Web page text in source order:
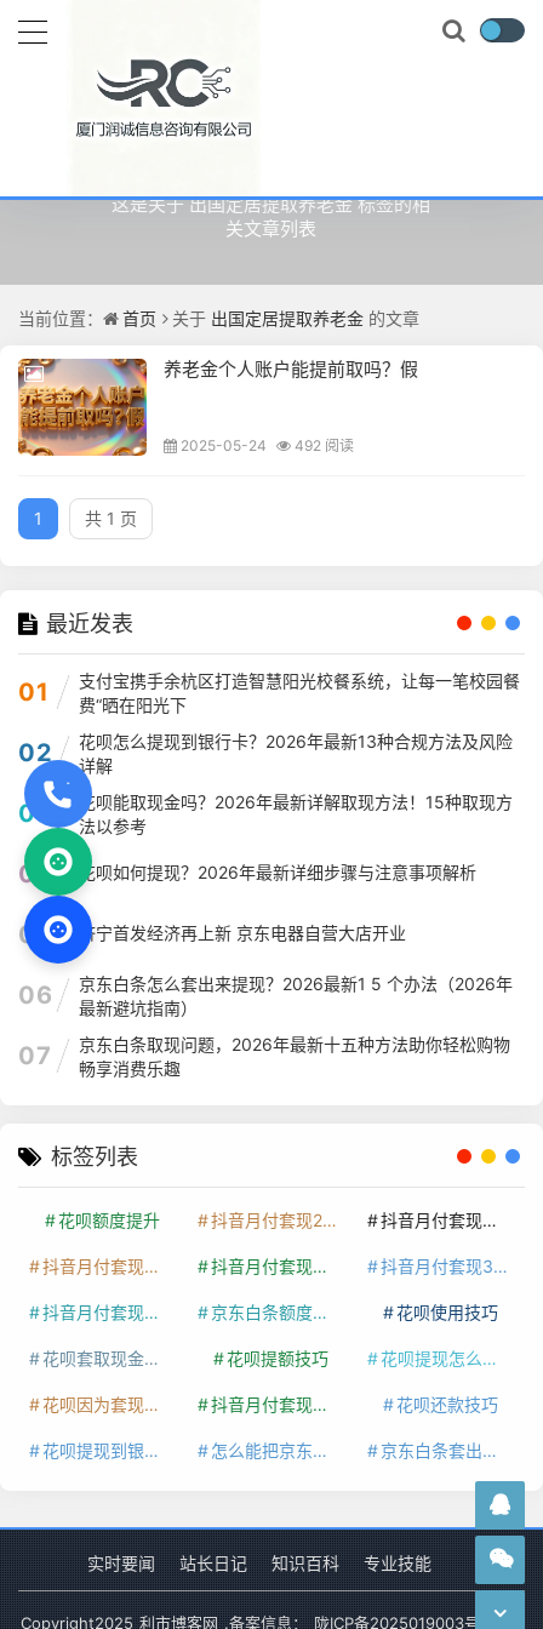
关于出国定居提取养老金
这是关于 出国定居提取养老金 标签的相
关文章列表
当前位置： 首页 关于 出国定居提取养老金 的文章
养老金个人账户能提前取吗？假
2025-05-24 492 阅读
1 共 1 页
最近发表
01
支付宝携手余杭区打造智慧阳光校餐系统，让每一笔校园餐
费“晒在阳光下
02
花呗怎么提现到银行卡？2026年最新13种合规方法及风险
详解
03
花呗能取现金吗？2026年最新详解取现方法！15种取现方
法以参考
04 花呗如何提现？2026年最新详细步骤与注意事项解析
05 济宁首发经济再上新 京东电器自营大店开业
06
京东白条怎么套出来提现？2026最新1 5 个办法（2026年
最新避坑指南）
07
京东白条取现问题，2026年最新十五种方法助你轻松购物
畅享消费乐趣
标签列表
花呗额度提升 抖音月付套现24小时接单 抖音月付套现怎么套
抖音月付套现多少手续费 抖音月付套现商家有哪些 抖音月付套现30秒技巧
抖音月付套现最新方法 京东白条额度提升 花呗使用技巧
花呗套取现金最佳方法 花呗提额技巧 花呗提现怎么操作
花呗因为套现被限额了这种情况要多久才会好 抖音月付套现秒回100起 花呗还款技巧
花呗提现到银行卡 怎么能把京东白条额度钱套出来 京东白条套出来手续费多少
实时要闻 站长日记 知识百科 专业技能
Copyright2025 利市博客网 .备案信息： 陇ICP备2025019003号-1